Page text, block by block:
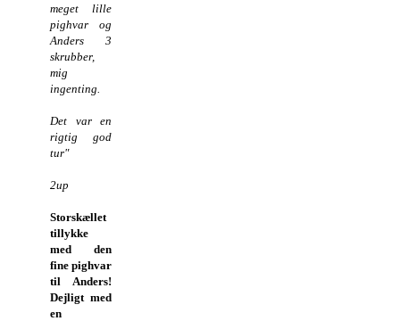
meget lille
pighvar og
Anders 3
skrubber,
mig
ingenting.
Det var en
rigtig god
tur"
2up
Storskællet
tillykke
med den
fine pighvar
til Anders!
Dejligt med
en